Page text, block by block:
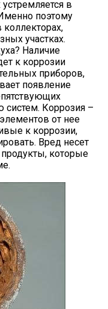
в
поэтому
участках.
Наличие
к коррозии
приборов,
появление
Коррозия –
от нее
к коррозии,
Вред несет
которые